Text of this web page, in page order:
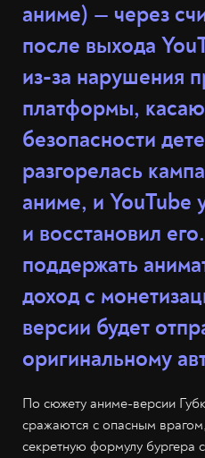
аниме) — через
после выхода
из-за нарушения
платформы,
безопасности
разгорелась
аниме, и
и восстановил
поддержать
доход с
версии будет
оригинальному
По сюжету аниме-версии
сражаются с опасным
секретную формулу бургера